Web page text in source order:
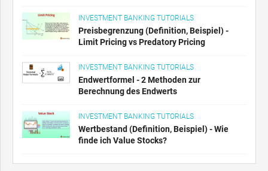
INVESTMENT BANKING TUTORIALS
Preisbegrenzung (Definition, Beispiel) -
Limit Pricing vs Predatory Pricing
INVESTMENT BANKING TUTORIALS
Endwertformel - 2 Methoden zur
Berechnung des Endwerts
INVESTMENT BANKING TUTORIALS
Wertbestand (Definition, Beispiel) - Wie
finde ich Value Stocks?